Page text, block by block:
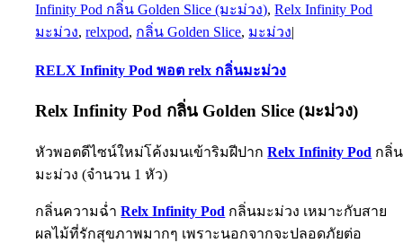
Infinity Pod กลิ่น Golden Slice (มะม่วง),Relx Infinity Pod
มะม่วง,relxpod, กลิ่น Golden Slice, มะม่วง|
RELX Infinity Pod พอต relx กลิ่นมะม่วง
Relx Infinity Pod กลิ่น Golden Slice (มะม่วง)
หัวพอตดีไซน์ใหม่โค้งมนเข้าริมฝีปากRelx Infinity Pod กลิ่น
มะม่วง (จำนวน 1 หัว)
กลิ่นความฉ่ำRelx Infinity Pod กลิ่นมะม่วง เหมาะกับสาย
ผลไม้ที่รักสุขภาพมากๆ เพราะนอกจากจะปลอดภัยต่อ